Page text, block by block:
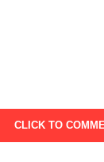
CLICK TO